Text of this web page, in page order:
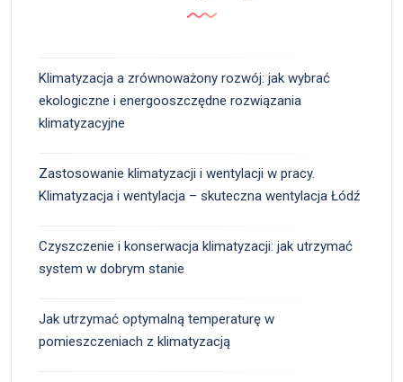
Klimatyzacja a zrównoważony rozwój: jak wybrać
ekologiczne i energooszczędne rozwiązania
klimatyzacyjne
Zastosowanie klimatyzacji i wentylacji w pracy.
Klimatyzacja i wentylacja – skuteczna wentylacja Łódź
Czyszczenie i konserwacja klimatyzacji: jak utrzymać
system w dobrym stanie
Jak utrzymać optymalną temperaturę w
pomieszczeniach z klimatyzacją